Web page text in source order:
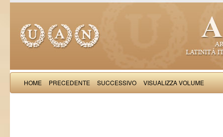
HOME PRECEDENTE SUCCESSIVO VISUALIZZA VOLUME